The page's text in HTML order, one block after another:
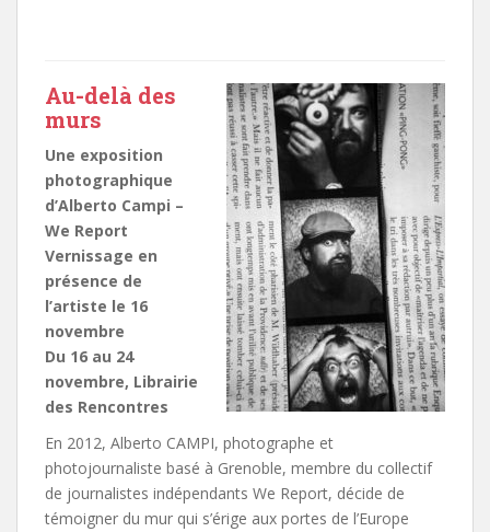
Au-delà des
murs
Une exposition
photographique
d’Alberto Campi –
We Report
Vernissage en
présence de
l’artiste le 16
novembre
Du 16 au 24
novembre, Librairie
des Rencontres
En 2012, Alberto CAMPI, photographe et
photojournaliste basé à Grenoble, membre du collectif
de journalistes indépendants We Report, décide de
témoigner du mur qui s’érige aux portes de l’Europe